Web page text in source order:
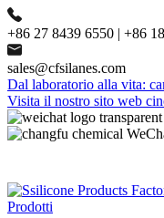
+86 27 8439 6550 | +86
sales@cfsilanes.com
Dal laboratorio alla vita:
Visita il nostro sito web
Prodotti